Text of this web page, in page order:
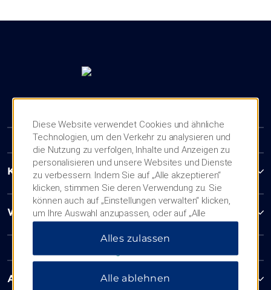
Kontakt
Wyndham Business
Allgemeine Geschäftsbedingungen
Diese Website verwendet Cookies und ähnliche
Technologien, um den Verkehr zu analysieren und
die Nutzung zu verfolgen, Inhalte und Anzeigen zu
personalisieren und unsere Websites und Dienste
zu verbessern. Indem Sie auf „Alle akzeptieren“
klicken, stimmen Sie deren Verwendung zu. Sie
können auch auf „Einstellungen verwalten“ klicken,
um Ihre Auswahl anzupassen, oder auf „Alle
ablehnen“, um nur wichtige Cookies zuzulassen.
Weitere Informationen finden Sie in unserer
Alles zulassen
Alle ablehnen